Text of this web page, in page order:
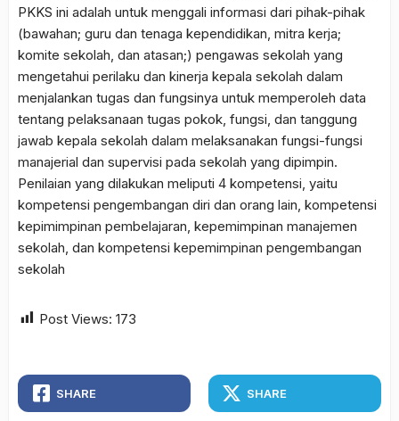
PKKS ini adalah untuk menggali informasi dari pihak-pihak
(bawahan; guru dan tenaga kependidikan, mitra kerja;
komite sekolah, dan atasan;) pengawas sekolah yang
mengetahui perilaku dan kinerja kepala sekolah dalam
menjalankan tugas dan fungsinya untuk memperoleh data
tentang pelaksanaan tugas pokok, fungsi, dan tanggung
jawab kepala sekolah dalam melaksanakan fungsi-fungsi
manajerial dan supervisi pada sekolah yang dipimpin.
Penilaian yang dilakukan meliputi 4 kompetensi, yaitu
kompetensi pengembangan diri dan orang lain, kompetensi
kepimimpinan pembelajaran, kepemimpinan manajemen
sekolah, dan kompetensi kepemimpinan pengembangan
sekolah
Post Views: 173
SHARE SHARE